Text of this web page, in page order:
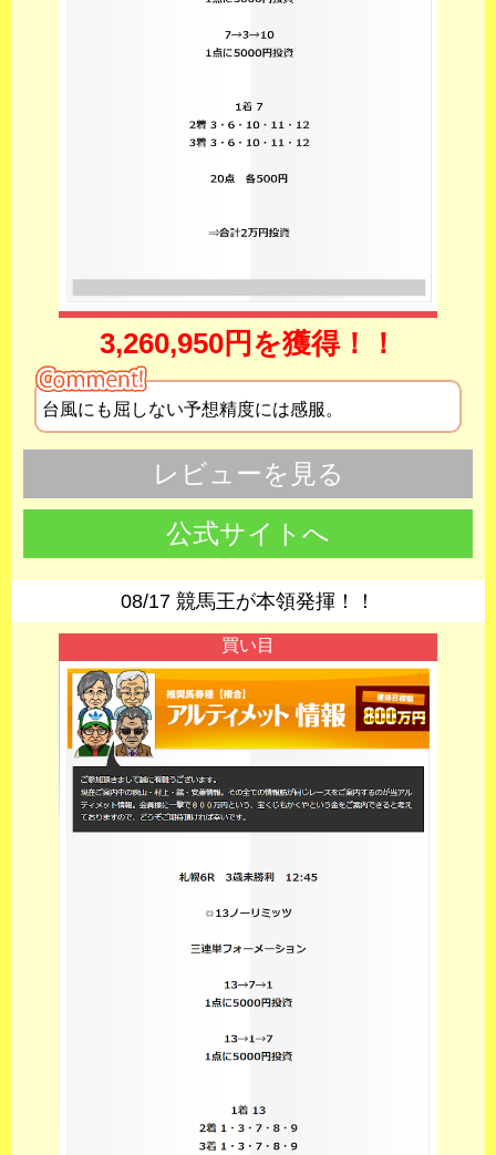
3,260,950円を獲得！！
台風にも屈しない予想精度には感服。
レビューを見る
公式サイトへ
08/17 競馬王が本領発揮！！
買い目